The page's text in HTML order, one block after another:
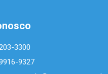
3300
9327